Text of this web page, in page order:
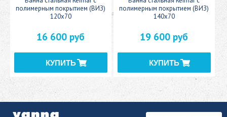
полимерным покрытием (ВИЗ)
120x70
16 600 руб
полимерным покрытием (ВИЗ)
140x70
19 600 руб